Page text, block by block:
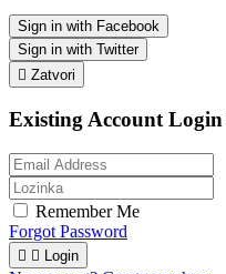
Sign in with Facebook
Sign in with Twitter
 Zatvori
Existing Account Login
Remember Me
Forgot Password
  Login